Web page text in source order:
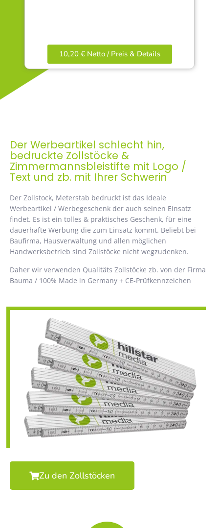
10,20 € Netto / Preis & Details
Der Werbeartikel schlecht hin,
bedruckte Zollstöcke &
Zimmermannsbleistifte mit Logo /
Text und zb. mit Ihrer Schwerin
Der Zollstock, Meterstab bedruckt ist das Ideale
Werbeartikel / Werbegeschenk der auch seinen Einsatz
findet. Es ist ein tolles & praktisches Geschenk, für eine
dauerhafte Werbung die zum Einsatz kommt. Beliebt bei
Baufirma, Hausverwaltung und allen möglichen
Handwerksbetrieb sind Zollstöcke nicht wegzudenken.
Daher wir verwenden Qualitäts Zollstöcke zb. von der Firma
Bauma / 100% Made in Germany + CE-Prüfkennzeichen
Zu den Zollstöcken